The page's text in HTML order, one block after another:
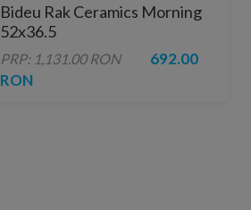
Bideu Rak Ceramics Morning
52x36.5
PRP: 1,131.00 RON
692.00
RON